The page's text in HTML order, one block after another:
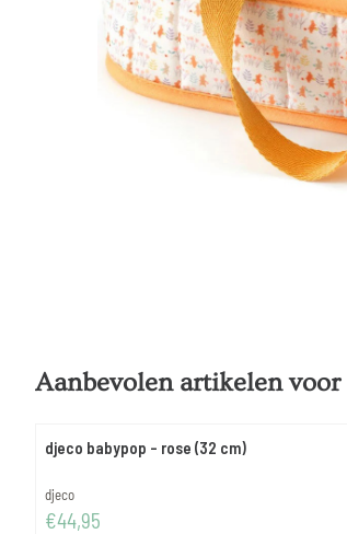
Aanbevolen artikelen voor
djeco babypop - rose (32 cm)
Merk:
djeco
Prijs: 44,95
€44,95